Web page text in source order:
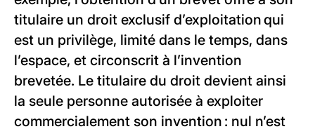
titulaire un droit exclusif d’exploitation qui
est un privilège, limité dans le temps, dans
l’espace, et circonscrit à l’invention
brevetée. Le titulaire du droit devient ainsi
la seule personne autorisée à exploiter
commercialement son invention : nul n’est